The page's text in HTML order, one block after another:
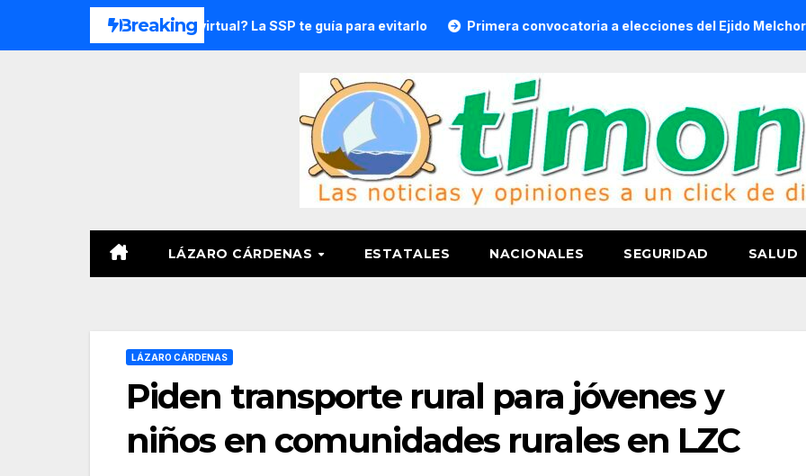
Breaking
de secuestro virtual? La SSP te guía para evitarlo Primera convocatoria a elecciones del Ejido Melchor Ocampo en
LÁZARO CÁRDENAS ESTATALES NACIONALES SEGURIDAD SALUD
LÁZARO CÁRDENAS
Piden transporte rural para jóvenes y
niños en comunidades rurales en LZC